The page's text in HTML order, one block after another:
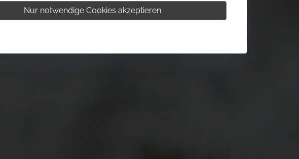
Nur notwendige Cookies akzeptieren